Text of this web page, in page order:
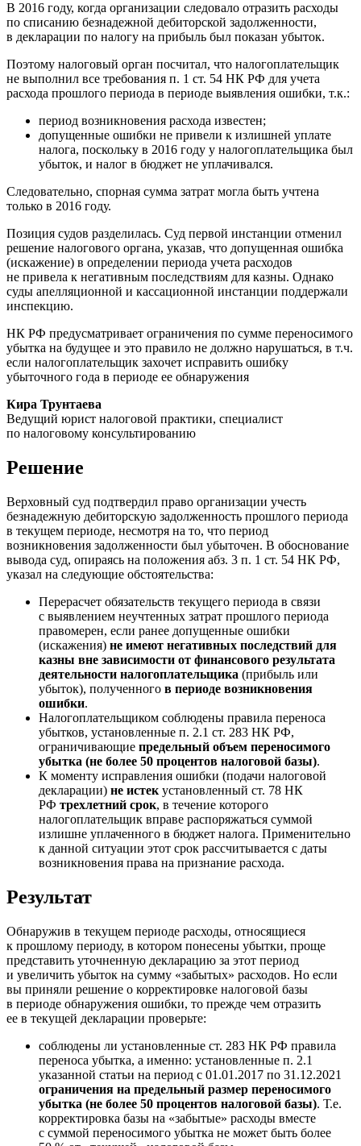
В 2016 году, когда организации следовало отразить расходы
по списанию безнадежной дебиторской задолженности,
в декларации по налогу на прибыль был показан убыток.
Поэтому налоговый орган посчитал, что налогоплательщик
не выполнил все требования п. 1 ст. 54 НК РФ для учета
расхода прошлого периода в периоде выявления ошибки, т.к.:
период возникновения расхода известен;
допущенные ошибки не привели к излишней уплате
налога, поскольку в 2016 году у налогоплательщика был
убыток, и налог в бюджет не уплачивался.
Следовательно, спорная сумма затрат могла быть учтена
только в 2016 году.
Позиция судов разделилась. Суд первой инстанции отменил
решение налогового органа, указав, что допущенная ошибка
(искажение) в определении периода учета расходов
не привела к негативным последствиям для казны. Однако
суды апелляционной и кассационной инстанции поддержали
инспекцию.
НК РФ предусматривает ограничения по сумме переносимого
убытка на будущее и это правило не должно нарушаться, в т.ч.
если налогоплательщик захочет исправить ошибку
убыточного года в периоде ее обнаружения
Кира Трунтаева
Ведущий юрист налоговой практики, специалист
по налоговому консультированию
Решение
Верховный суд подтвердил право организации учесть
безнадежную дебиторскую задолженность прошлого периода
в текущем периоде, несмотря на то, что период
возникновения задолженности был убыточен. В обоснование
вывода суд, опираясь на положения абз. 3 п. 1 ст. 54 НК РФ,
указал на следующие обстоятельства:
Перерасчет обязательств текущего периода в связи
с выявлением неучтенных затрат прошлого периода
правомерен, если ранее допущенные ошибки
(искажения) не имеют негативных последствий для
казны вне зависимости от финансового результата
деятельности налогоплательщика (прибыль или
убыток), полученного в периоде возникновения
ошибки.
Налогоплательщиком соблюдены правила переноса
убытков, установленные п. 2.1 ст. 283 НК РФ,
ограничивающие предельный объем переносимого
убытка (не более 50 процентов налоговой базы).
К моменту исправления ошибки (подачи налоговой
декларации) не истек установленный ст. 78 НК
РФ трехлетний срок, в течение которого
налогоплательщик вправе распоряжаться суммой
излишне уплаченного в бюджет налога. Применительно
к данной ситуации этот срок рассчитывается с даты
возникновения права на признание расхода.
Результат
Обнаружив в текущем периоде расходы, относящиеся
к прошлому периоду, в котором понесены убытки, проще
представить уточненную декларацию за этот период
и увеличить убыток на сумму «забытых» расходов. Но если
вы приняли решение о корректировке налоговой базы
в периоде обнаружения ошибки, то прежде чем отразить
ее в текущей декларации проверьте:
соблюдены ли установленные ст. 283 НК РФ правила
переноса убытка, а именно: установленные п. 2.1
указанной статьи на период с 01.01.2017 по 31.12.2021
ограничения на предельный размер переносимого
убытка (не более 50 процентов налоговой базы). Т.е.
корректировка базы на «забытые» расходы вместе
с суммой переносимого убытка не может быть более